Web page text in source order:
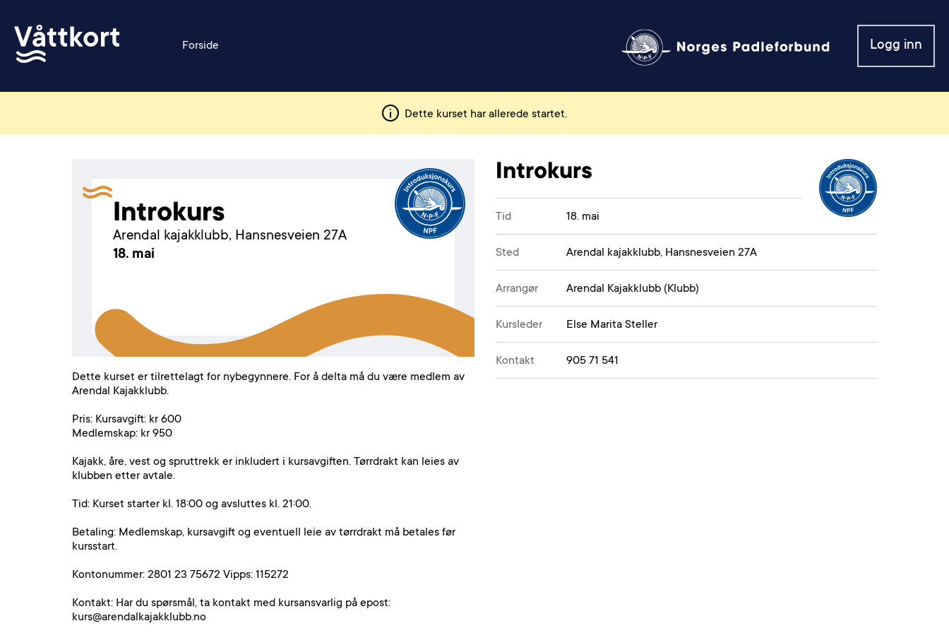
Forside Logg inn
Dette kurset har allerede startet.
Introkurs
Arendal kajakklubb, Hansnesveien 27A
18. mai
Dette kurset er tilrettelagt for nybegynnere. For å delta må du være medlem av
Arendal Kajakklubb.
Pris: Kursavgift: kr 600
Medlemskap: kr 950
Kajakk, åre, vest og spruttrekk er inkludert i kursavgiften. Tørrdrakt kan leies av
klubben etter avtale.
Tid: Kurset starter kl. 18:00 og avsluttes kl. 21:00.
Betaling: Medlemskap, kursavgift og eventuell leie av tørrdrakt må betales før
kursstart.
Kontonummer: 2801 23 75672 Vipps: 115272
Kontakt: Har du spørsmål, ta kontakt med kursansvarlig på epost:
kurs@arendalkajakklubb.no
Introkurs
Tid 18. mai
Sted Arendal kajakklubb, Hansnesveien 27A
Arrangør Arendal Kajakklubb (Klubb)
Kursleder Else Marita Steller
Kontakt 905 71 541